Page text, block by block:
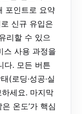
포인트로 요약
신규 유입은
리할 수 있으
스 사용 과정을
다. 모든 버튼
(로딩·성공·실
세요. 마지막
온도’가 핵심